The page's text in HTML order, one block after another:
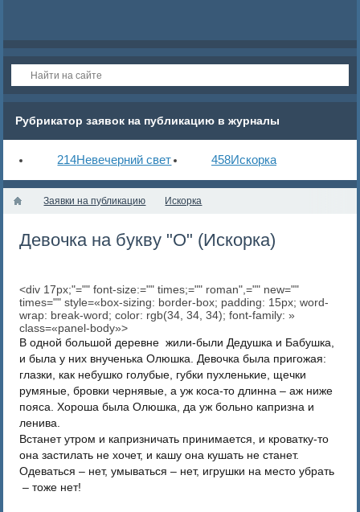
Рубрикатор заявок на публикацию в журналы
214Невечерний свет 458Искорка
Заявки на публикацию Искорка
Девочка на букву "О" (Искорка)
<div 17px;"="" font-size:="" times;="" roman",="" new=""
times="" style=«box-sizing: border-box; padding: 15px; word-
wrap: break-word; color: rgb(34, 34, 34); font-family: »
class=«panel-body»>
В одной большой деревне жили-были Дедушка и Бабушка,
и была у них внученька Олюшка. Девочка была пригожая:
глазки, как небушко голубые, губки пухленькие, щечки
румяные, бровки чернявые, а уж коса-то длинна – аж ниже
пояса. Хороша была Олюшка, да уж больно капризна и
ленива.
Встанет утром и капризничать принимается, и кроватку-то
она застилать не хочет, и кашу она кушать не станет.
Одеваться – нет, умываться – нет, игрушки на место убрать
– тоже нет!